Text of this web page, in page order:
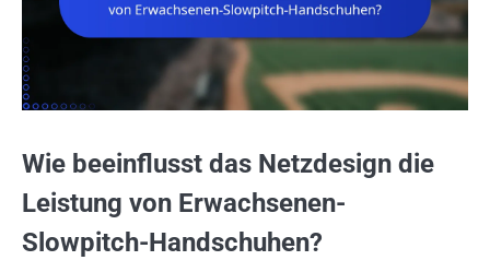
Wie beeinflusst das Netzdesign die
Leistung von Erwachsenen-
Slowpitch-Handschuhen?